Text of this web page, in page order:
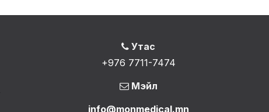
Утас
+976 7711-7474
Мэйл
info@monmedical.mn